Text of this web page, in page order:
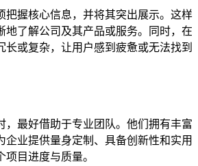
把握核心信息，并将其突出展示。这样
地了解公司及其产品或服务。同时，在
长或复杂，让用户感到疲惫或无法找到
，最好借助于专业团队。他们拥有丰富
企业提供量身定制、具备创新性和实用
目进度与质量。